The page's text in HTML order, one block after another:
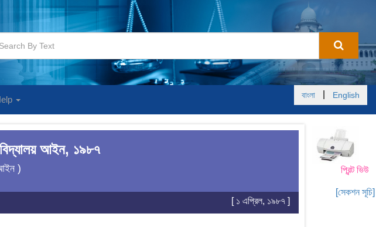
বাংলা English
প্রিন্ট ভিউ
[সেকশন সূচি]
আইন, ১৯৮৭
)
[ ১ এপ্রিল, ১৯৮৭ ]